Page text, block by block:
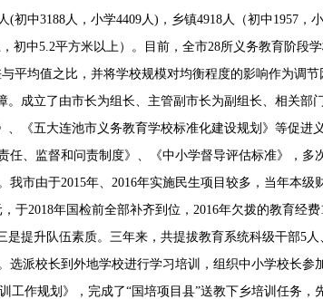
中3188人，小学4409人)，乡镇4918人（初中1957，
初中5.2平方米以上）。目前，全市28所义务教育阶段
均值之比，并将学校规模对均衡程度的影响作为调节
。成立了由市长为组长、主管副市长为副组长、相关
、《五大连池市义务教育学校标准化建设规划》等促
、监督和问责制度》、《中小学督导评估标准》，多
市由于2015年、2016年实施民生项目较多，当年本
于2018年国检前全部补齐到位，2016年欠拨的教育经
提升队伍素质。三年来，共提拔教育系统科级干部5
派校长到外地学校进行学习培训，组织中小学校长
工作规划》，完成了“国培项目县”送教下乡培训任务